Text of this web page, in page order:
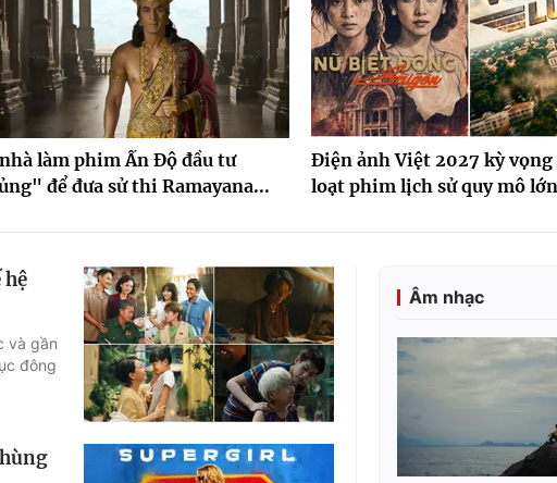
làm phim Ấn Độ đầu tư
để đưa sử thi Ramayana...
Điện ảnh Việt 2027 kỳ
loạt phim lịch sử quy mô lớn
hệ
và gần
đông
Âm nhạc